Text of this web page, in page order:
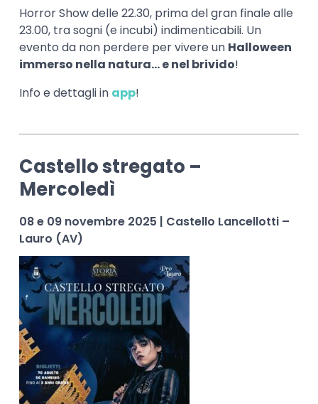
Horror Show delle 22.30, prima del gran finale alle
23.00, tra sogni (e incubi) indimenticabili. Un
evento da non perdere per vivere un Halloween
immerso nella natura… e nel brivido!
Info e dettagli in app!
Castello stregato –
Mercoledì
08 e 09 novembre 2025 | Castello Lancellotti –
Lauro (AV)